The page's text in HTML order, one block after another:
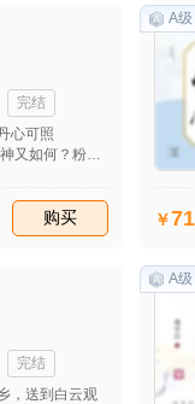
完结
心可照
购买
A级
完结
，送到白云观
A级